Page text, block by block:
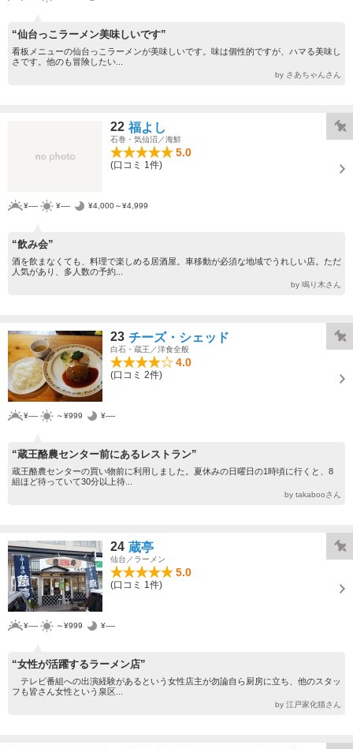
“仙台っこラーメン美味しいです”
看板メニューの仙台っこラーメンが美味しいです。味は個性的ですが、ハマる美味し
さです。他のも冒険したい...
by さあちゃんさん
22 福よし
石巻・気仙沼／海鮮
5.0
(口コミ 1件)
¥---- ¥---- ¥4,000～¥4,999
“飲み会”
酒を飲まなくても、料理で楽しめる居酒屋。車移動が必須な地域でうれしい店。ただ
人気があり、多人数の予約...
by 鳴り木さん
23 チーズ・シェッド
白石・蔵王／洋食全般
4.0
(口コミ 2件)
¥---- ～¥999 ¥----
“蔵王酪農センター前にあるレストラン”
蔵王酪農センターの買い物前に利用しました。夏休みの日曜日の1時頃に行くと、8
組ほど待っていて30分以上待...
by takabooさん
24 蔵亭
仙台／ラーメン
5.0
(口コミ 1件)
¥---- ～¥999 ¥----
“女性が活躍するラーメン店”
テレビ番組への出演経験があるという女性店主が勿論自ら厨房に立ち、他のスタッ
フも皆さん女性という泉区...
by 江戸家化猫さん